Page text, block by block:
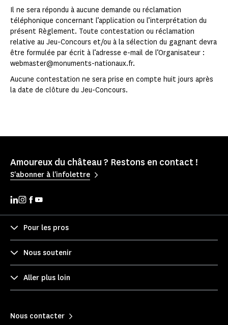
Il ne sera répondu à aucune demande ou réclamation
téléphonique concernant l’application ou l’interprétation du
présent Règlement. Toute contestation ou réclamation
relative au Jeu-Concours et/ou à la sélection du gagnant devra
être formulée par écrit à l’adresse e-mail de l’Organisateur :
webmaster@monuments-nationaux.fr.
Aucune contestation ne sera prise en compte huit jours après
la date de clôture du Jeu-Concours.
Amoureux du château ? Restons en contact !
S'abonner à l'infolettre
Pour les pros
Nous soutenir
Aller plus loin
Nous contacter